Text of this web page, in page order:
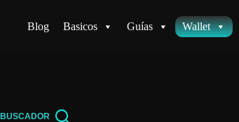
Blog Basicos Guías Wallet
BUSCADOR